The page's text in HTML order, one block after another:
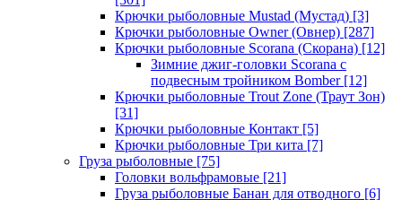
Крючки рыболовные Mustad (Мустад) [3]
Крючки рыболовные Owner (Овнер) [287]
Крючки рыболовные Scorana (Скорана) [12]
Зимние джиг-головки Scorana с
подвесным тройником Bomber[12]
Крючки рыболовные Trout Zone (Траут Зон)
[31]
Крючки рыболовные Контакт [5]
Крючки рыболовные Три кита [7]
Груза рыболовные [75]
Головки вольфрамовые [21]
Груза рыболовные Банан для отводного [6]